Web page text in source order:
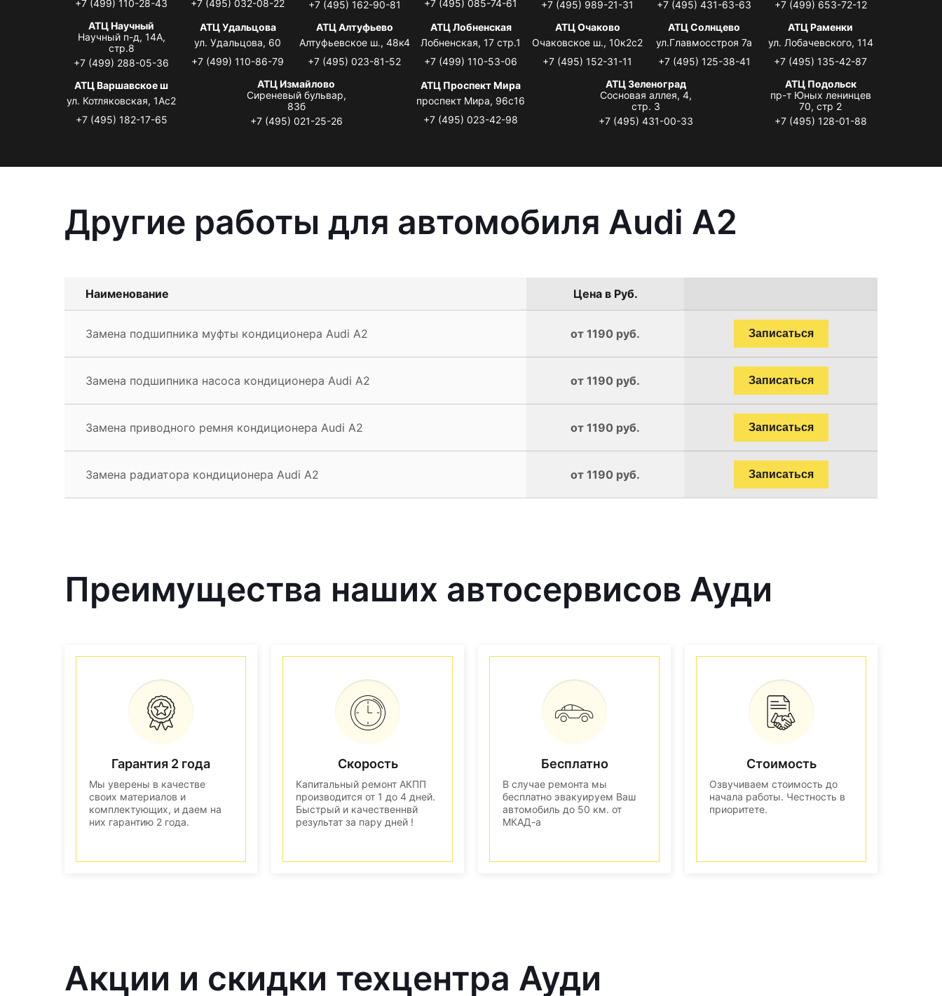
+7 (499) 110-28-43
+7 (495) 032-08-22
+7 (495) 162-90-81
+7 (495) 085-74-61
+7 (495) 989-21-31
+7 (495) 431-63-63
+7 (499) 653-72-12
АТЦ Научный
Научный п-д, 14А,
стр.8
+7 (499) 288-05-36
АТЦ Удальцова
ул. Удальцова, 60
+7 (499) 110-86-79
АТЦ Алтуфьево
Алтуфьевское ш., 48к4
+7 (495) 023-81-52
АТЦ Лобненская
Лобненская, 17 стр.1
+7 (499) 110-53-06
АТЦ Очаково
Очаковское ш., 10к2с2
+7 (495) 152-31-11
АТЦ Солнцево
ул.Главмосстроя 7а
+7 (495) 125-38-41
АТЦ Раменки
ул. Лобачевского, 114
+7 (495) 135-42-87
АТЦ Варшавское ш
ул. Котляковская, 1Ас2
+7 (495) 182-17-65
АТЦ Измайлово
Сиреневый бульвар,
83б
+7 (495) 021-25-26
АТЦ Проспект Мира
проспект Мира, 96с16
+7 (495) 023-42-98
АТЦ Зеленоград
Сосновая аллея, 4,
стр. 3
+7 (495) 431-00-33
АТЦ Подольск
пр-т Юных ленинцев
70, стр 2
+7 (495) 128-01-88
Другие работы для автомобиля Audi A2
Наименование Цена в Руб.
Замена подшипника муфты кондиционера Audi A2 от 1190 руб. Записаться
Замена подшипника насоса кондиционера Audi A2 от 1190 руб. Записаться
Замена приводного ремня кондиционера Audi A2 от 1190 руб. Записаться
Замена радиатора кондиционера Audi A2 от 1190 руб. Записаться
Преимущества наших автосервисов Ауди
Гарантия 2 года
Мы уверены в качестве
своих материалов и
комплектующих, и даем на
них гарантию 2 года.
Скорость
Капитальный ремонт АКПП
производится от 1 до 4 дней.
Быстрый и качественнвй
результат за пару дней !
Бесплатно
В случае ремонта мы
бесплатно эвакуируем Ваш
автомобиль до 50 км. от
МКАД-а
Стоимость
Озвучиваем стоимость до
начала работы. Честность в
приоритете.
Акции и скидки техцентра Ауди